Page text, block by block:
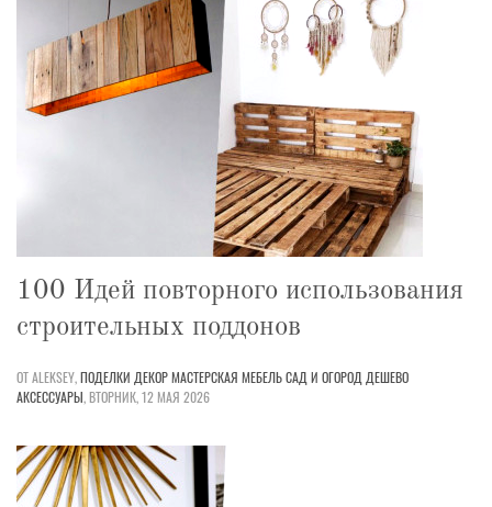
100 Идей повторного использования
строительных поддонов
ОТ ALEKSEY,ПОДЕЛКИ ДЕКОРМАСТЕРСКАЯ МЕБЕЛЬСАД И ОГОРОД ДЕШЕВО
АКСЕССУАРЫ,ВТОРНИК, 12 МАЯ 2026